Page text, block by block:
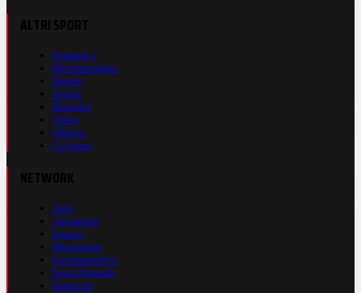
Formula 1
Motomondiale
Basket
Tennis
Running
Volley
eSports
Ciclismo
Auto
Autosprint
Inmoto
Motosprint
Guerinsportivo
Sport Network
Fantacup